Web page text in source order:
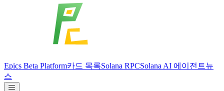
Epics Beta Platform카드 목록Solana RPCSolana AI 에이전트뉴
스